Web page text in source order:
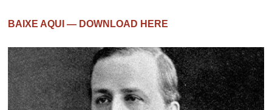
BAIXE AQUI — DOWNLOAD HERE